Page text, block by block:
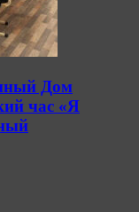
Дом
час «Я